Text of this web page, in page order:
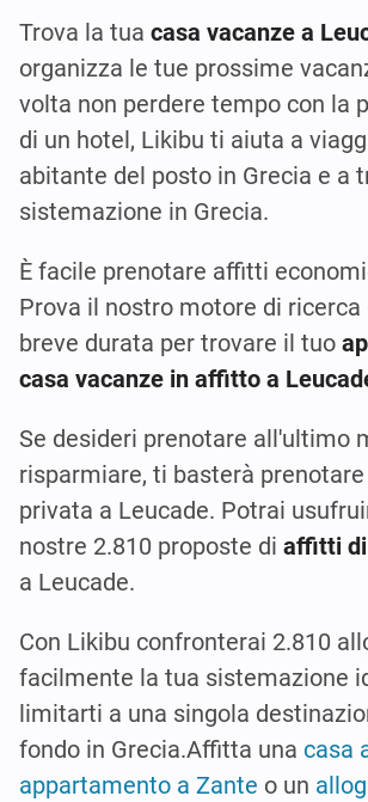
Trova la tua casa vacanze a
organizza le tue prossime
volta non perdere tempo con la
di un hotel, Likibu ti aiuta a
abitante del posto in Grecia e a
sistemazione in Grecia.
È facile prenotare affitti
Prova il nostro motore di
breve durata per trovare il tuo
casa vacanze in affitto a
Se desideri prenotare all'ultimo
risparmiare, ti basterà
privata a Leucade. Potrai
nostre 2.810 proposte di affitti di
a Leucade.
Con Likibu confronterai 2.810
facilmente la tua sistemazione
limitarti a una singola
fondo in Grecia.Affitta una casa
appartamento a Zante o un